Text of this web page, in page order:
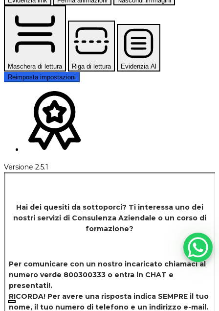
Maschera di lettura Riga di lettura
Evidenzia Al
Reimposta impostazioni
Versione 2.5.1
Hai dei quesiti da sottoporci? Ti interessa uno dei
nostri servizi di Consulenza Aziendale o un corso di
formazione?
Per comunicare con un nostro incaricato chiamaci al
numero verde 800300333 o entra in CHAT e
presentati!.
RICORDA! Per avere una risposta indica SEMPRE il tuo
nome, il tuo numero di telefono e un indirizzo e-mail.